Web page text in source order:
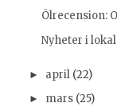
Ölrecension:
Nyheter i
► april (22)
► mars (25)